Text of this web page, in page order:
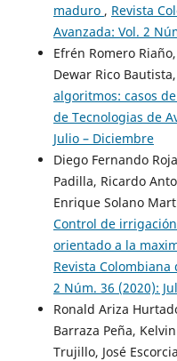
maduro , Revista
Avanzada: Vol. 2
Efrén Romero
Dewar Rico Bautista,
algoritmos: casos
de Tecnologias de
Julio – Diciembre
Diego Fernando
Padilla, Ricardo
Enrique Solano
Control de
orientado a la
Revista Colombiana
2 Núm. 36 (2020):
Ronald Ariza
Barraza Peña,
Trujillo, José